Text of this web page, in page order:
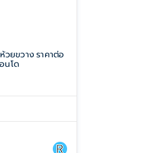
วยขวาง ราคาต่อ
นโด